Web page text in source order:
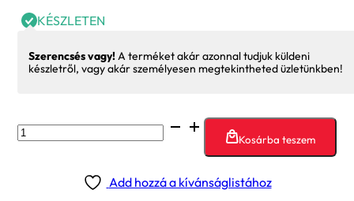
KÉSZLETEN
Szerencsés vagy!A terméket akár azonnal tudjuk küldeni
készletről, vagy akár személyesen megtekintheted üzletünkben!
Nepo
PPK
Kosárba teszem
Add hozzá a kívánságlistához